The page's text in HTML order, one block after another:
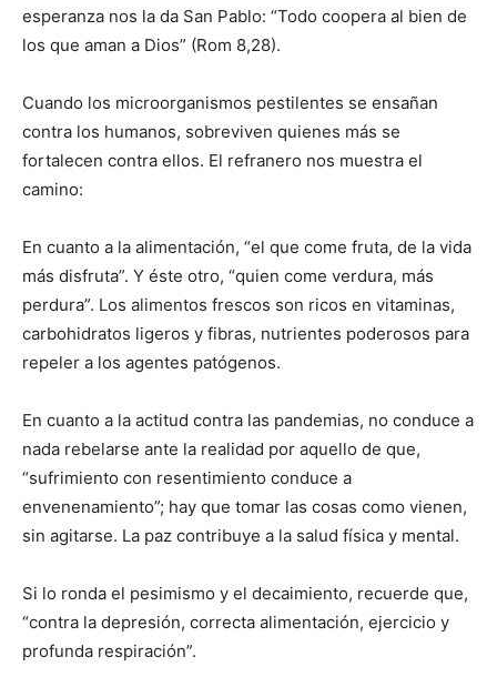
esperanza nos la da San Pablo: “Todo coopera al bien de
los que aman a Dios” (Rom 8,28).
Cuando los microorganismos pestilentes se ensañan
contra los humanos, sobreviven quienes más se
fortalecen contra ellos. El refra­nero nos muestra el
camino:
En cuanto a la alimentación, “el que come fruta, de la vida
más disfruta”. Y éste otro, “quien come verdura, más
perdura”. Los alimentos frescos son ricos en vitaminas,
carbohidratos ligeros y fibras, nu­trientes poderosos para
repeler a los agentes patógenos.
En cuanto a la actitud contra las pandemias, no conduce a
nada rebelarse ante la realidad por aquello de que,
“sufrimiento con resentimiento conduce a
envenenamiento”; hay que tomar las cosas como vienen,
sin agitarse. La paz contribuye a la salud física y mental.
Si lo ronda el pesimismo y el de­caimiento, recuerde que,
“contra la depresión, correcta alimentación, ejercicio y
profunda respiración”.